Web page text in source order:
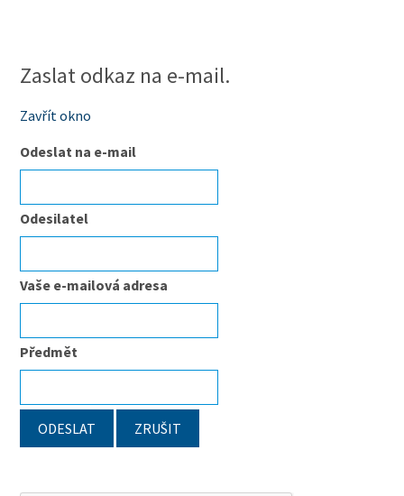
Zaslat odkaz na e-mail.
Zavřít okno
Odeslat na e-mail
Odesilatel
Vaše e-mailová adresa
Předmět
ODESLAT ZRUŠIT